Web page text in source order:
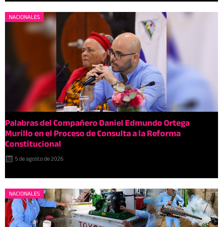
NACIONALES
Palabras del Compañero Daniel Edmundo Ortega
Murillo en el Proceso de Consulta a la Reforma
Constitucional
5 de agosto de 2026
NACIONALES